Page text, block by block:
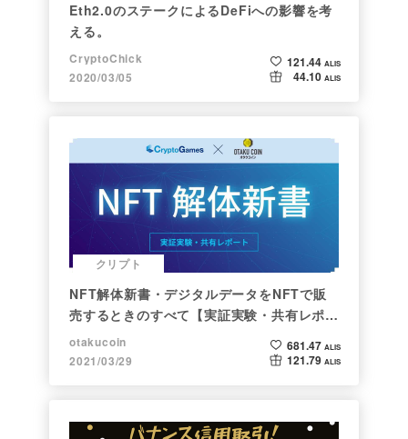
Eth2.0のステークによるDeFiへの影響を考
える。
CryptoChick
2020/03/05
121.44 ALIS
44.10 ALIS
クリプト
NFT解体新書・デジタルデータをNFTで販
売するときのすべて【実証実験・共有レポー
ト】
otakucoin
2021/03/29
681.47 ALIS
121.79 ALIS